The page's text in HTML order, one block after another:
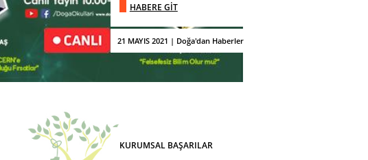
21 MAYIS 2021 | Doğa'dan Haberler
HABERE GİT
KURUMSAL BAŞARILAR